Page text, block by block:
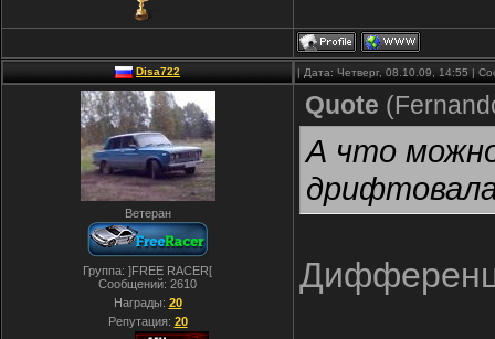
Disa722 | Дата: Четверг, 08.10.09, 14:55 |
Ветеран
Группа: ]FREE RACER[
Сообщений: 2610
Награды: 20
Репутация: 20
Quote (
А что